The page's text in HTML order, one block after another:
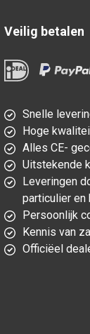
Veilig betalen
Snelle
Hoge
Alles CE-
Uitstekende
Leveringen
particulier en
Persoonlijk
Kennis van
Officiëel